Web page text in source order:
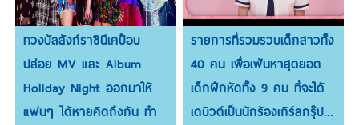
ทวงบัลลังก์ราชินีเคป๊อบ
ปล่อย MV และ Album
Holiday Night ออกมาให้
แฟนๆ ได้หายคิดถึงกัน ทำ
รายการที่รวมรวบเด็กสาวทั้ง
40 คน เพื่อเฟ้นหาสุดยอด
เด็กฝึกหัดทั้ง 9 คน ที่จะได้
เดบิวต์เป็นนักร้องเกิร์ลกรุ๊ป...